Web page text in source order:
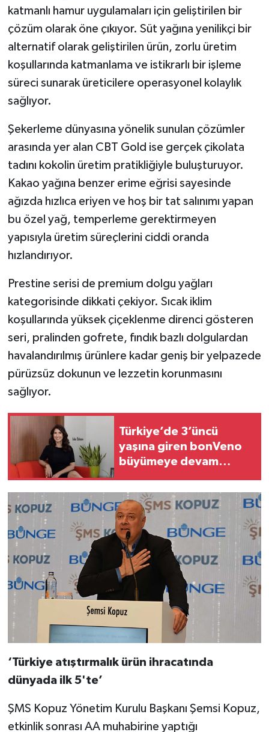
katmanlı hamur uygulamaları için geliştirilen bir
çözüm olarak öne çıkıyor. Süt yağına yenilikçi bir
alternatif olarak geliştirilen ürün, zorlu üretim
koşullarında katmanlama ve istikrarlı bir işleme
süreci sunarak üreticilere operasyonel kolaylık
sağlıyor.
Şekerleme dünyasına yönelik sunulan çözümler
arasında yer alan CBT Gold ise gerçek çikolata
tadını kokolin üretim pratikliğiyle buluşturuyor.
Kakao yağına benzer erime eğrisi sayesinde
ağızda hızlıca eriyen ve hoş bir tat salınımı yapan
bu özel yağ, temperleme gerektirmeyen
yapısıyla üretim süreçlerini ciddi oranda
hızlandırıyor.
Prestine serisi de premium dolgu yağları
kategorisinde dikkati çekiyor. Sıcak iklim
koşullarında yüksek çiçeklenme direnci gösteren
seri, pralinden gofrete, fındık bazlı dolgulardan
havalandırılmış ürünlere kadar geniş bir yelpazede
pürüzsüz dokunun ve lezzetin korunmasını
sağlıyor.
Türkiye’de 3’üncü
yaşına giren bonVeno
büyümeye devam
‘Türkiye atıştırmalık ürün ihracatında
dünyada ilk 5'te’
ŞMS Kopuz Yönetim Kurulu Başkanı Şemsi Kopuz,
etkinlik sonrası AA muhabirine yaptığı